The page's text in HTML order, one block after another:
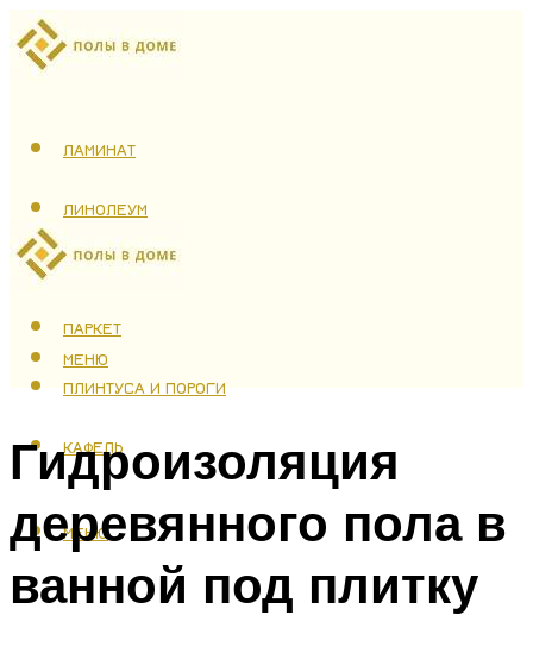
ЛАМИНАТ
ЛИНОЛЕУМ
ТЕПЛЫЙ ПОЛ
ПАРКЕТ
ПЛИНТУСА И ПОРОГИ
КАФЕЛЬ
МЕНЮ
МЕНЮ
Гидроизоляция
деревянного пола в
ванной под плитку